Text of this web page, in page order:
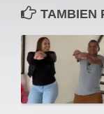
TAMBIEN